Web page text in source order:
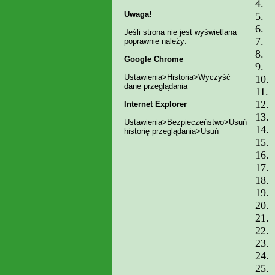
Uwaga!
Jeśli strona nie jest wyświetlana
poprawnie należy:
Google Chrome
Ustawienia>Historia>Wyczyść
dane przeglądania
Internet Explorer
Ustawienia>Bezpieczeństwo>Usuń
historię przeglądania>Usuń
4.
5.
6.
7.
8.
9.
10.
11.
12.
13.
14.
15.
16.
17.
18.
19.
20.
21.
22.
23.
24.
25.